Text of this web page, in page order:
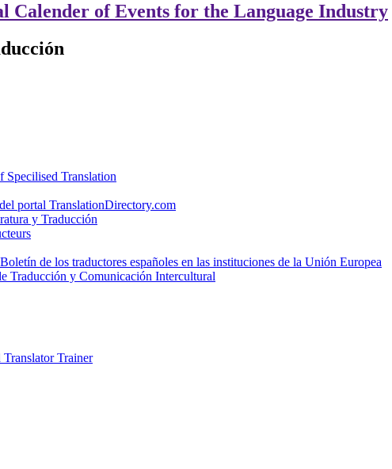
Calender of Events for the Language Industry
Specilised Translation
portal TranslationDirectory.com
y Traducción
de los traductores españoles en las instituciones de la Unión Europea
Traducción y Comunicación Intercultural
Trainer